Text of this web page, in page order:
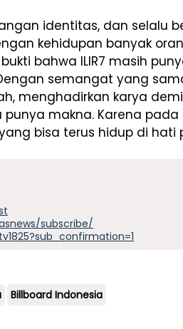
identitas, dan selalu
kehidupan banyak
bahwa ILIR7 masih
semangat yang
menghadirkan karya
makna. Karena pada
bisa terus hidup di hati
subscribe/
Billboard Indonesia